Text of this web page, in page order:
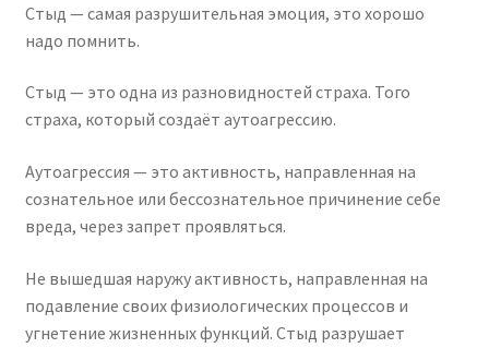
Стыд — самая разрушительная эмоция, это хорошо
надо помнить.
Стыд — это одна из разновидностей страха. Того
страха, который создаёт аутоагрессию.
Аутоагрессия — это активность, направленная на
сознательное или бессознательное причинение себе
вреда, через запрет проявляться.
Не вышедшая наружу активность, направленная на
подавление своих физиологических процессов и
угнетение жизненных функций. Стыд разрушает